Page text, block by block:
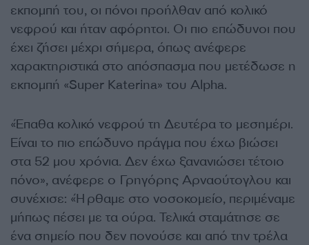
εκπομπή του, οι πόνοι προήλθαν από κολικό
νεφρού και ήταν αφόρητοι. Οι πιο επώδυνοι που
έχει ζήσει μέχρι σήμερα, όπως ανέφερε
χαρακτηριστικά στο απόσπασμα που μετέδωσε η
εκπομπή «Super Katerina» του Alpha.
«Έπαθα κολικό νεφρού τη Δευτέρα το μεσημέρι.
Είναι το πιο επώδυνο πράγμα που έχω βιώσει
στα 52 μου χρόνια. Δεν έχω ξανανιώσει τέτοιο
πόνο», ανέφερε ο Γρηγόρης Αρναούτογλου και
συνέχισε: «Ήρθαμε στο νοσοκομείο, περιμέναμε
μήπως πέσει με τα ούρα. Τελικά σταμάτησε σε
ένα σημείο που δεν πονούσε και από την τρέλα